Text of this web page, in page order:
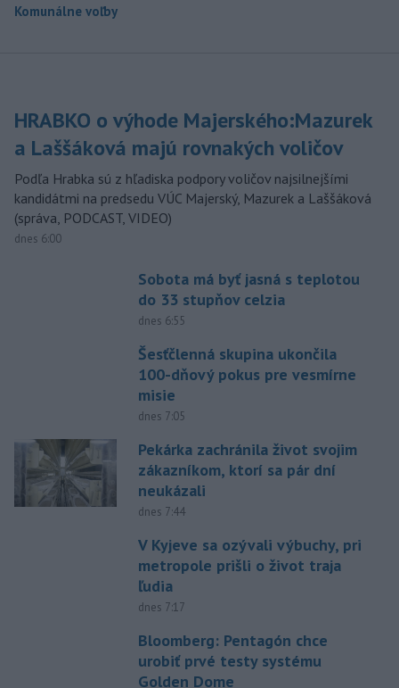
Komunálne voľby
HRABKO o výhode Majerského:Mazurek
a Laššáková majú rovnakých voličov
Podľa Hrabka sú z hľadiska podpory voličov najsilnejšími
kandidátmi na predsedu VÚC Majerský, Mazurek a Laššáková
(správa, PODCAST, VIDEO)
dnes 6:00
Sobota má byť jasná s teplotou
do 33 stupňov celzia
dnes 6:55
Šesťčlenná skupina ukončila
100-dňový pokus pre vesmírne
misie
dnes 7:05
Pekárka zachránila život svojim
zákazníkom, ktorí sa pár dní
neukázali
dnes 7:44
V Kyjeve sa ozývali výbuchy, pri
metropole prišli o život traja
ľudia
dnes 7:17
Bloomberg: Pentagón chce
urobiť prvé testy systému
Golden Dome